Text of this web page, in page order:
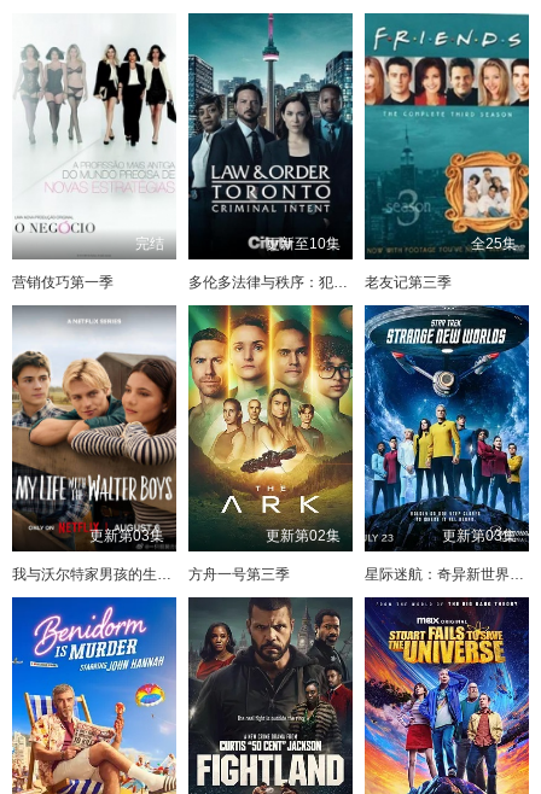
完结
营销伎巧第一季
更新至10集
多伦多法律与秩序：犯罪倾向
全25集
老友记第三季
更新第03集
我与沃尔特家男孩的生活第三季
更新第02集
方舟一号第三季
更新第03集
星际迷航：奇异新世界第四季